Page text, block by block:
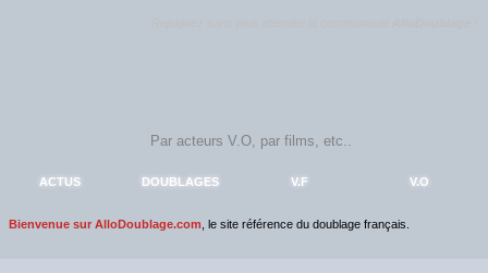
ACTUS DOUBLAGES V.F V.O
Bienvenue sur AlloDoublage.com , le site référence du doublage français.